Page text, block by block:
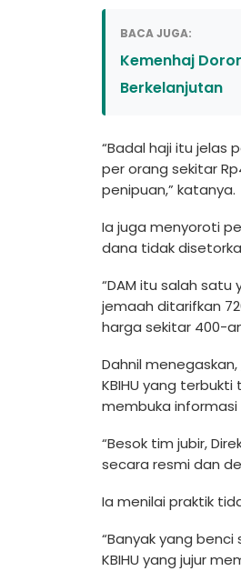
BACA JUGA:
Kemenhaj
Berkelanjutan
“Badal haji itu jelas
per orang sekitar
penipuan,” katanya.
Ia juga menyoroti
dana tidak
“DAM itu salah
jemaah ditarifkan
harga sekitar 400-
Dahnil menegaskan,
KBIHU yang
membuka informasi
“Besok tim jubir,
secara resmi dan
Ia menilai praktik
“Banyak yang
KBIHU yang jujur